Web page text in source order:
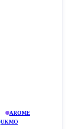
AROME
UKMO